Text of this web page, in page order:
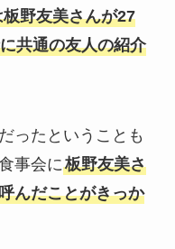
野友美さんが27
共通の友人の紹介
ったということも
事会に板野友美さ
んだことがきっか